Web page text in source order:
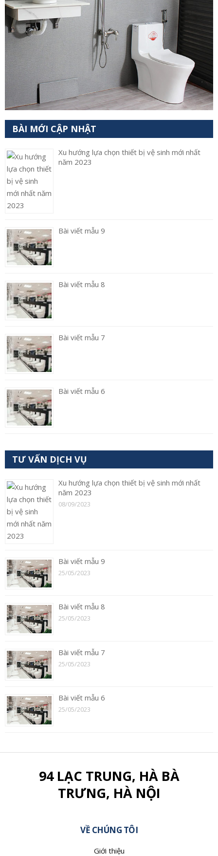
BÀI MỚI CẬP NHẬT
Xu hướng lựa chọn thiết bị vệ sinh mới nhất
năm 2023
Bài viết mẫu 9
Bài viết mẫu 8
Bài viết mẫu 7
Bài viết mẫu 6
TƯ VẤN DỊCH VỤ
Xu hướng lựa chọn thiết bị vệ sinh mới nhất
năm 2023
08/09/2023
Bài viết mẫu 9
25/05/2023
Bài viết mẫu 8
25/05/2023
Bài viết mẫu 7
25/05/2023
Bài viết mẫu 6
25/05/2023
94 LẠC TRUNG, HÀ BÀ
TRƯNG, HÀ NỘI
VỀ CHÚNG TÔI
Giới thiệu